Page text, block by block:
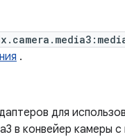
.
для
в конвейер камеры